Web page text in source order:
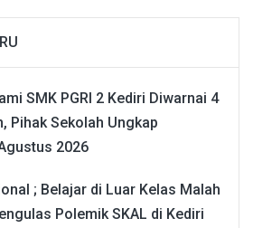
SMK PGRI 2 Kediri Diwarnai 4
Pihak Sekolah Ungkap
2026
; Belajar di Luar Kelas Malah
Polemik SKAL di Kediri